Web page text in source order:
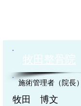
牧田整骨院
施術管理者（院長）
牧田 博文